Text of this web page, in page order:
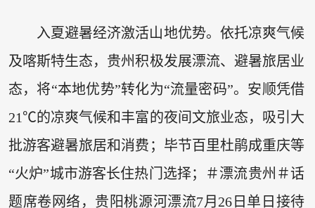
入夏避暑经济激活山地优势。依托凉爽气候
及喀斯特生态，贵州积极发展漂流、避暑旅居业
态，将“本地优势”转化为“流量密码”。安顺凭借
21℃的凉爽气候和丰富的夜间文旅业态，吸引大
批游客避暑旅居和消费；毕节百里杜鹃成重庆等
“火炉”城市游客长住热门选择；＃漂流贵州＃话
题席卷网络，贵阳桃源河漂流7月26日单日接待